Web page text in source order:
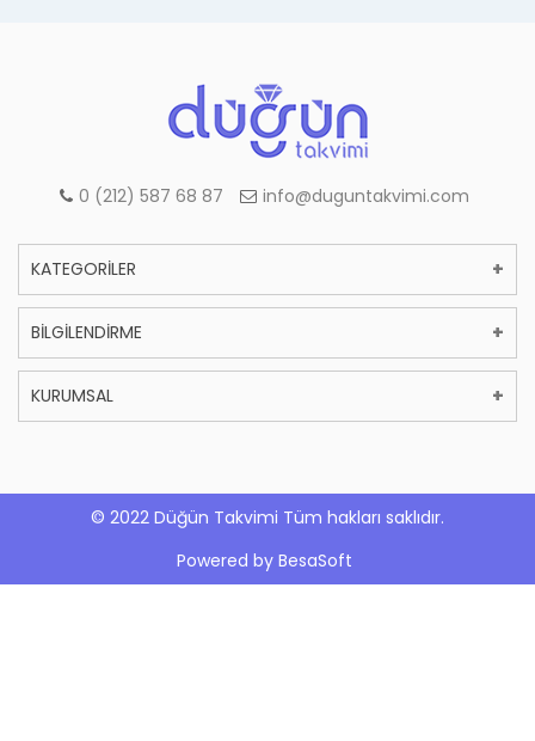
0 (212) 587 68 87 info@duguntakvimi.com
KATEGORİLER
BİLGİLENDİRME
KURUMSAL
© 2022 Düğün Takvimi Tüm hakları saklıdır.
Powered by BesaSoft